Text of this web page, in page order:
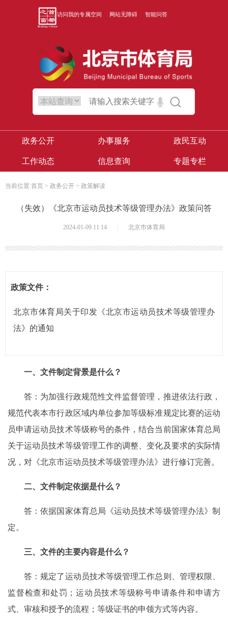
访问我的专属空间 网站无障碍 智能问答
政务公开 办事服务 政民互动
工作动态 信息查询 专题专栏
当前位置:首页 > 政务公开 > 政策解读
（失效）《北京市运动员技术等级管理办法》政策问答
2024-01-09 11:14 北京市体育局
政策文件：
北京市体育局关于印发《北京市运动员技术等级管理办
法》的通知
一、文件制定背景是什么？
答：为加强行政规范性文件监督管理，推进依法行政，
规范代表本市行政区域内单位参加等级标准规定比赛的运动
员申请运动员技术等级称号的条件，结合当前国家体育总局
关于运动员技术等级管理工作的调整、变化及要求的实际情
况，对《北京市运动员技术等级管理办法》进行修订完善。
二、文件制定依据是什么？
答：依据国家体育总局《运动员技术等级管理办法》制
定。
三、文件的主要内容是什么？
答：规定了运动员技术等级管理工作总则、管理权限、
监督检查和处罚；运动员技术等级称号申请条件和申请方
式、审核和授予的流程；等级证书的申领方式等内容。